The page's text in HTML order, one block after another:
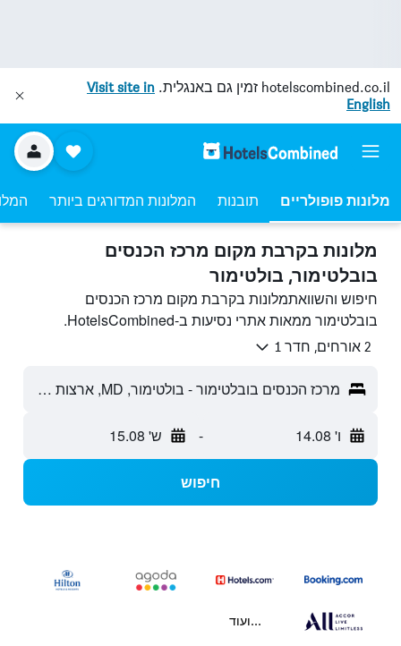
hotelscombined.co.il זמין גם באנגלית. Visit site in
English
מלונות פופולריים תובנות המלונות המדורגים ביותר
מלונות בקרבת מקום מרכז הכנסים
בובלטימור, בולטימור
חיפוש והשוואתמלונות בקרבת מקום מרכז הכנסים
בובלטימור ממאות אתרי נסיעות ב-HotelsCombined.
2 אורחים, חדר 1
מרכז הכנסים בובלטימור - בולטימור, MD, ארצות הברית
ו' 14.08 - ש' 15.08
חיפוש
...ועוד